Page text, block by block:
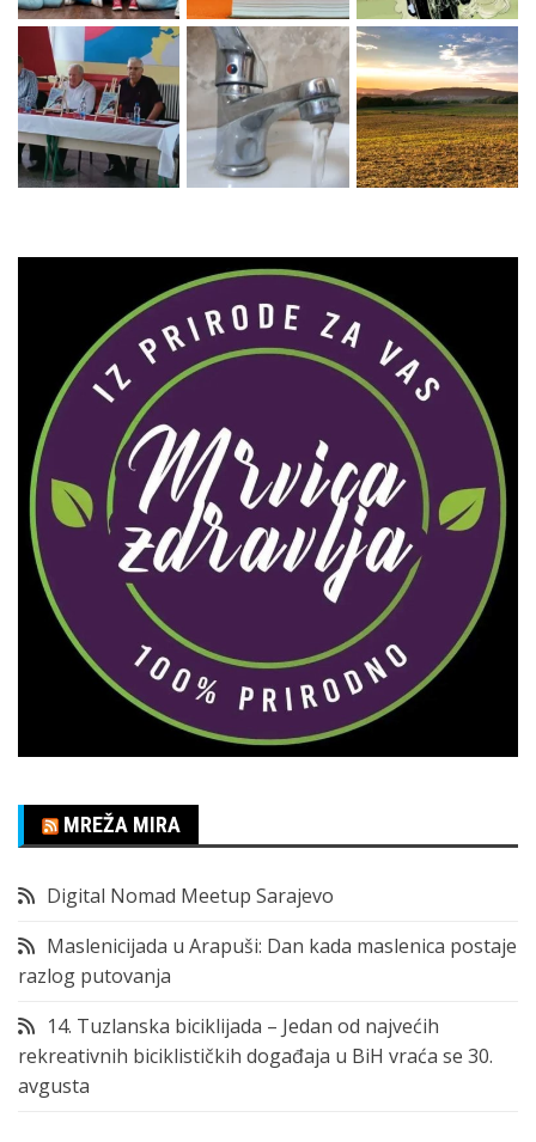
MREŽA MIRA
Digital Nomad Meetup Sarajevo
Maslenicijada u Arapuši: Dan kada maslenica postaje
razlog putovanja
14. Tuzlanska biciklijada – Jedan od najvećih
rekreativnih biciklističkih događaja u BiH vraća se 30.
avgusta